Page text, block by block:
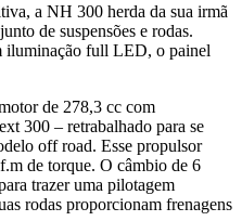
a NH 300 herda da sua irmã
de suspensões e rodas.
iluminação full LED, o painel
de 278,3 cc com
300 – retrabalhado para se
off road. Esse propulsor
de torque. O câmbio de 6
trazer uma pilotagem
rodas proporcionam frenagens